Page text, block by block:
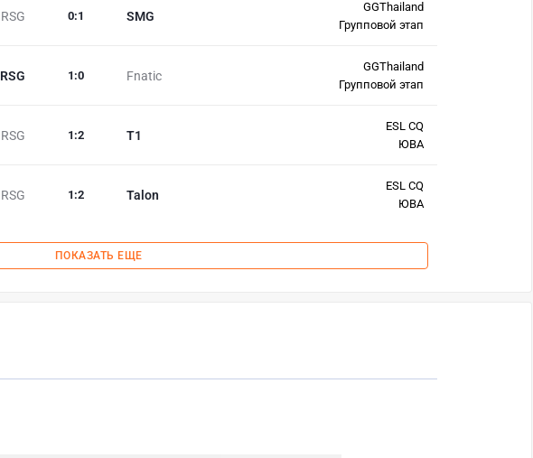
RSG SMG
0:1
GGThailand
Групповой этап
RSG Fnatic
1 :0
GGThailand
Групповой этап
RSG T1
1 :2
ESL CQ
ЮВА
RSG Talon
1 :2
ESL CQ
ЮВА
ПОКАЗАТЬ ЕЩЕ